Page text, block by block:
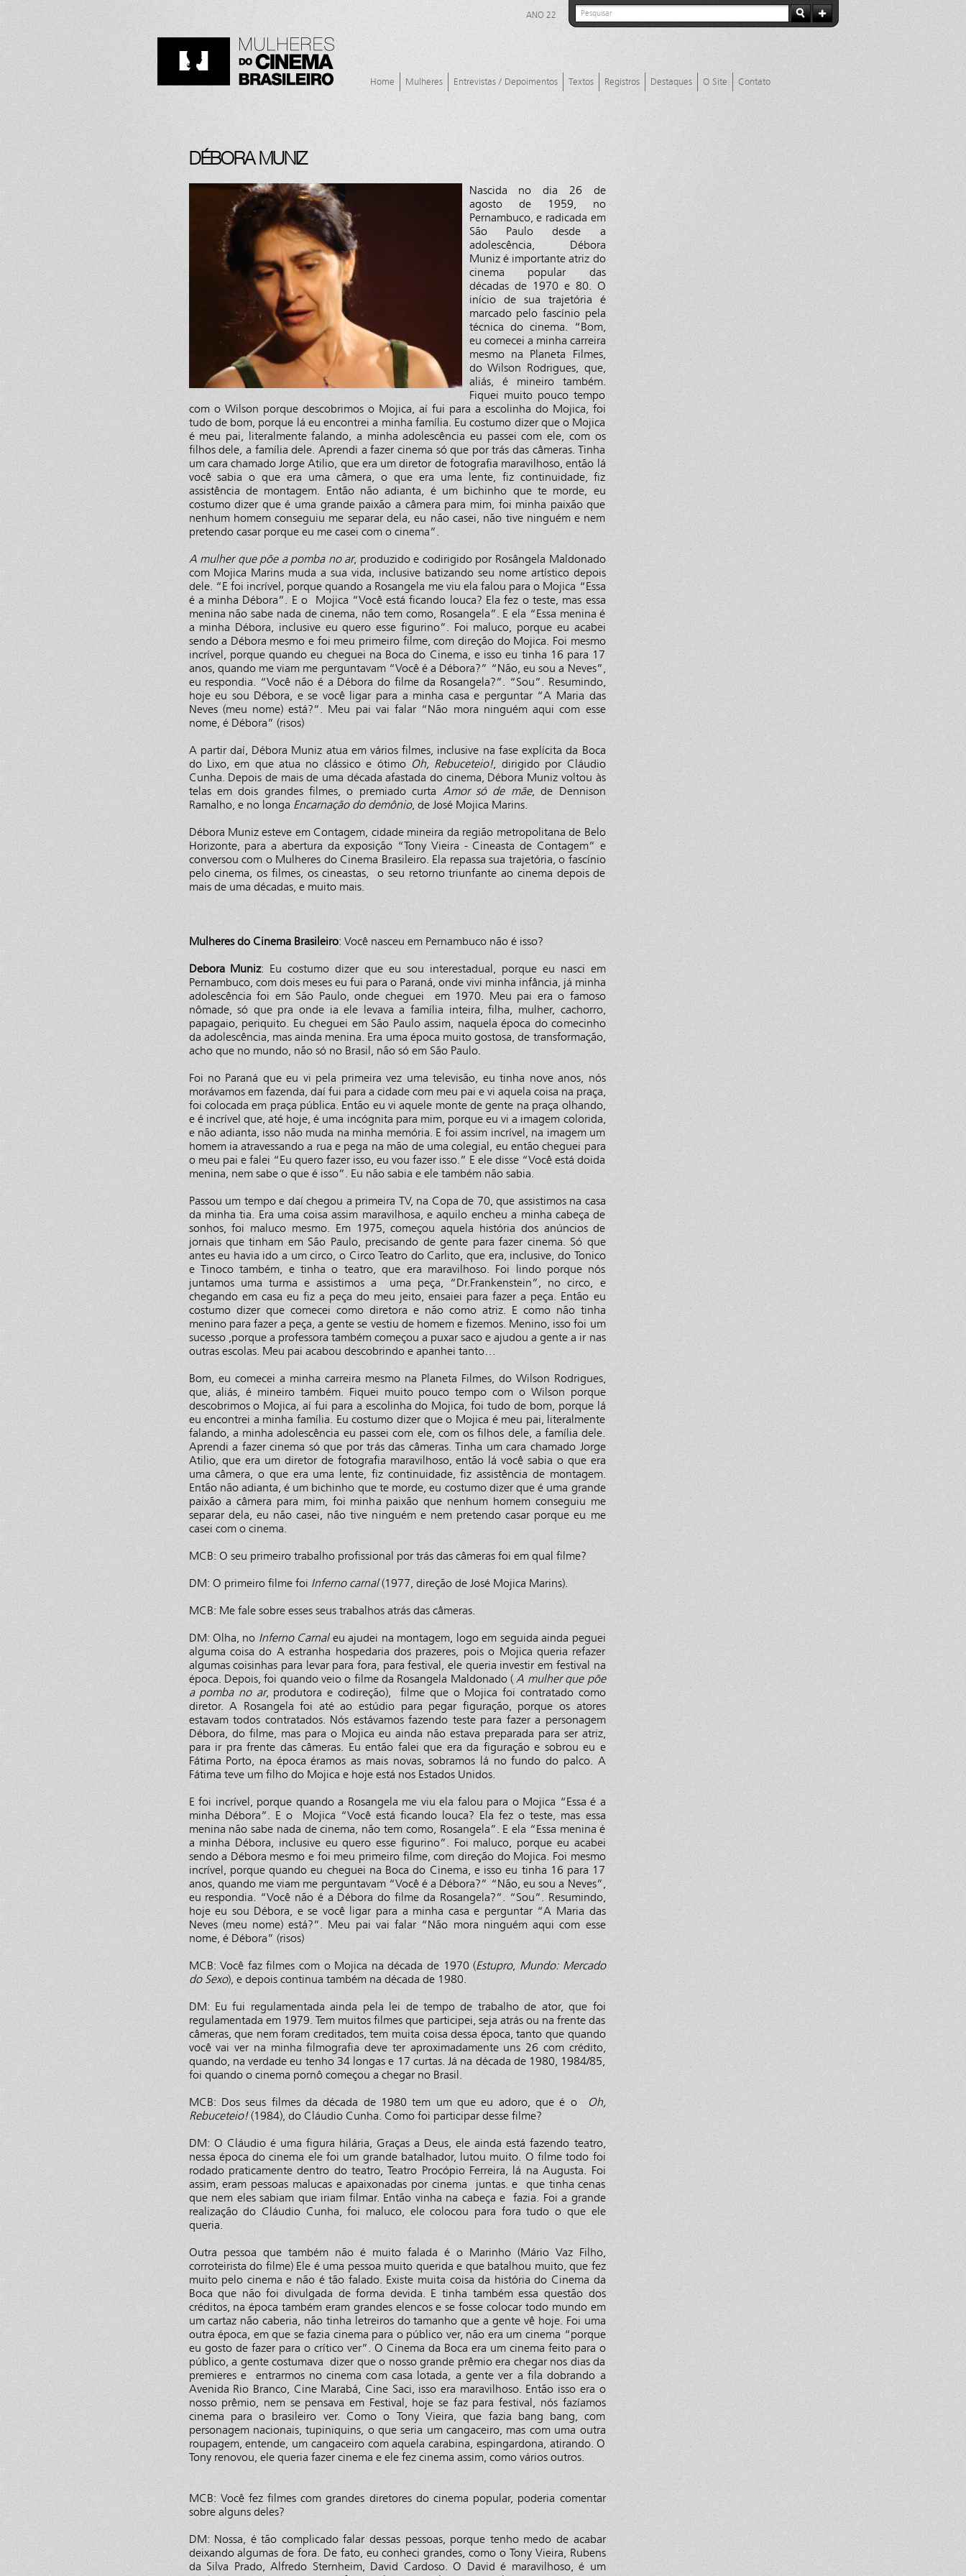
ANO 22
Home Mulheres Entrevistas / Depoimentos Textos Registros Destaques O Site Contato
DÉBORA MUNIZ
Nascida no dia 26 de
agosto de 1959, no
Pernambuco, e radicada em
São Paulo desde a
adolescência, Débora
Muniz é importante atriz do
cinema popular das
décadas de 1970 e 80. O
início de sua trajetória é
marcado pelo fascínio pela
técnica do cinema. “Bom,
eu comecei a minha carreira
mesmo na Planeta Filmes,
do Wilson Rodrigues, que,
aliás, é mineiro também.
Fiquei muito pouco tempo
com o Wilson porque descobrimos o Mojica, aí fui para a escolinha do Mojica, foi
tudo de bom, porque lá eu encontrei a minha família. Eu costumo dizer que o Mojica
é meu pai, literalmente falando, a minha adolescência eu passei com ele, com os
filhos dele, a família dele. Aprendi a fazer cinema só que por trás das câmeras. Tinha
um cara chamado Jorge Atilio, que era um diretor de fotografia maravilhoso, então lá
você sabia o que era uma câmera, o que era uma lente, fiz continuidade, fiz
assistência de montagem. Então não adianta, é um bichinho que te morde, eu
costumo dizer que é uma grande paixão a câmera para mim, foi minha paixão que
nenhum homem conseguiu me separar dela, eu não casei, não tive ninguém e nem
pretendo casar porque eu me casei com o cinema”.
A mulher que põe a pomba no ar, produzido e codirigido por Rosângela Maldonado
com Mojica Marins muda a sua vida, inclusive batizando seu nome artístico depois
dele. “E foi incrível, porque quando a Rosangela me viu ela falou para o Mojica “Essa
é a minha Débora”. E o Mojica “Você está ficando louca? Ela fez o teste, mas essa
menina não sabe nada de cinema, não tem como, Rosangela”. E ela “Essa menina é
a minha Débora, inclusive eu quero esse figurino”. Foi maluco, porque eu acabei
sendo a Débora mesmo e foi meu primeiro filme, com direção do Mojica. Foi mesmo
incrível, porque quando eu cheguei na Boca do Cinema, e isso eu tinha 16 para 17
anos, quando me viam me perguntavam “Você é a Débora?” “Não, eu sou a Neves”,
eu respondia. “Você não é a Débora do filme da Rosangela?”. “Sou”. Resumindo,
hoje eu sou Débora, e se você ligar para a minha casa e perguntar “A Maria das
Neves (meu nome) está?”. Meu pai vai falar “Não mora ninguém aqui com esse
nome, é Débora” (risos)
A partir daí, Débora Muniz atua em vários filmes, inclusive na fase explícita da Boca
do Lixo, em que atua no clássico e ótimo Oh, Rebuceteio!, dirigido por Cláudio
Cunha. Depois de mais de uma década afastada do cinema, Débora Muniz voltou às
telas em dois grandes filmes, o premiado curta Amor só de mãe, de Dennison
Ramalho, e no longa Encarnação do demônio, de José Mojica Marins.
Débora Muniz esteve em Contagem, cidade mineira da região metropolitana de Belo
Horizonte, para a abertura da exposição “Tony Vieira - Cineasta de Contagem” e
conversou com o Mulheres do Cinema Brasileiro. Ela repassa sua trajetória, o fascínio
pelo cinema, os filmes, os cineastas, o seu retorno triunfante ao cinema depois de
mais de uma décadas, e muito mais.
Mulheres do Cinema Brasileiro: Você nasceu em Pernambuco não é isso?
Debora Muniz: Eu costumo dizer que eu sou interestadual, porque eu nasci em
Pernambuco, com dois meses eu fui para o Paraná, onde vivi minha infância, já minha
adolescência foi em São Paulo, onde cheguei em 1970. Meu pai era o famoso
nômade, só que pra onde ia ele levava a família inteira, filha, mulher, cachorro,
papagaio, periquito. Eu cheguei em São Paulo assim, naquela época do comecinho
da adolescência, mas ainda menina. Era uma época muito gostosa, de transformação,
acho que no mundo, não só no Brasil, não só em São Paulo.
Foi no Paraná que eu vi pela primeira vez uma televisão, eu tinha nove anos, nós
morávamos em fazenda, daí fui para a cidade com meu pai e vi aquela coisa na praça,
foi colocada em praça pública. Então eu vi aquele monte de gente na praça olhando,
e é incrível que, até hoje, é uma incógnita para mim, porque eu vi a imagem colorida,
e não adianta, isso não muda na minha memória. E foi assim incrível, na imagem um
homem ia atravessando a rua e pega na mão de uma colegial, eu então cheguei para
o meu pai e falei “Eu quero fazer isso, eu vou fazer isso.” E ele disse “Você está doida
menina, nem sabe o que é isso”. Eu não sabia e ele também não sabia.
Passou um tempo e daí chegou a primeira TV, na Copa de 70, que assistimos na casa
da minha tia. Era uma coisa assim maravilhosa, e aquilo encheu a minha cabeça de
sonhos, foi maluco mesmo. Em 1975, começou aquela história dos anúncios de
jornais que tinham em São Paulo, precisando de gente para fazer cinema. Só que
antes eu havia ido a um circo, o Circo Teatro do Carlito, que era, inclusive, do Tonico
e Tinoco também, e tinha o teatro, que era maravilhoso. Foi lindo porque nós
juntamos uma turma e assistimos a uma peça, “Dr.Frankenstein”, no circo, e
chegando em casa eu fiz a peça do meu jeito, ensaiei para fazer a peça. Então eu
costumo dizer que comecei como diretora e não como atriz. E como não tinha
menino para fazer a peça, a gente se vestiu de homem e fizemos. Menino, isso foi um
sucesso ,porque a professora também começou a puxar saco e ajudou a gente a ir nas
outras escolas. Meu pai acabou descobrindo e apanhei tanto…
Bom, eu comecei a minha carreira mesmo na Planeta Filmes, do Wilson Rodrigues,
que, aliás, é mineiro também. Fiquei muito pouco tempo com o Wilson porque
descobrimos o Mojica, aí fui para a escolinha do Mojica, foi tudo de bom, porque lá
eu encontrei a minha família. Eu costumo dizer que o Mojica é meu pai, literalmente
falando, a minha adolescência eu passei com ele, com os filhos dele, a família dele.
Aprendi a fazer cinema só que por trás das câmeras. Tinha um cara chamado Jorge
Atilio, que era um diretor de fotografia maravilhoso, então lá você sabia o que era
uma câmera, o que era uma lente, fiz continuidade, fiz assistência de montagem.
Então não adianta, é um bichinho que te morde, eu costumo dizer que é uma grande
paixão a câmera para mim, foi minha paixão que nenhum homem conseguiu me
separar dela, eu não casei, não tive ninguém e nem pretendo casar porque eu me
casei com o cinema.
MCB: O seu primeiro trabalho profissional por trás das câmeras foi em qual filme?
DM: O primeiro filme foiInferno carnal(1977, direção de José Mojica Marins).
MCB: Me fale sobre esses seus trabalhos atrás das câmeras.
DM: Olha, no Inferno Carnaleu ajudei na montagem, logo em seguida ainda peguei
alguma coisa do A estranha hospedaria dos prazeres, pois o Mojica queria refazer
algumas coisinhas para levar para fora, para festival, ele queria investir em festival na
época. Depois, foi quando veio o filme da Rosangela Maldonado (A mulher que põe
a pomba no ar, produtora e codireção), filme que o Mojica foi contratado como
diretor. A Rosangela foi até ao estúdio para pegar figuração, porque os atores
estavam todos contratados. Nós estávamos fazendo teste para fazer a personagem
Débora, do filme, mas para o Mojica eu ainda não estava preparada para ser atriz,
para ir pra frente das câmeras. Eu então falei que era da figuração e sobrou eu e
Fátima Porto, na época éramos as mais novas, sobramos lá no fundo do palco. A
Fátima teve um filho do Mojica e hoje está nos Estados Unidos.
E foi incrível, porque quando a Rosangela me viu ela falou para o Mojica “Essa é a
minha Débora”. E o Mojica “Você está ficando louca? Ela fez o teste, mas essa
menina não sabe nada de cinema, não tem como, Rosangela”. E ela “Essa menina é
a minha Débora, inclusive eu quero esse figurino”. Foi maluco, porque eu acabei
sendo a Débora mesmo e foi meu primeiro filme, com direção do Mojica. Foi mesmo
incrível, porque quando eu cheguei na Boca do Cinema, e isso eu tinha 16 para 17
anos, quando me viam me perguntavam “Você é a Débora?” “Não, eu sou a Neves”,
eu respondia. “Você não é a Débora do filme da Rosangela?”. “Sou”. Resumindo,
hoje eu sou Débora, e se você ligar para a minha casa e perguntar “A Maria das
Neves (meu nome) está?”. Meu pai vai falar “Não mora ninguém aqui com esse
nome, é Débora” (risos)
MCB: Você faz filmes com o Mojica na década de 1970 (Estupro, Mundo: Mercado
do Sexo), e depois continua também na década de 1980.
DM: Eu fui regulamentada ainda pela lei de tempo de trabalho de ator, que foi
regulamentada em 1979. Tem muitos filmes que participei, seja atrás ou na frente das
câmeras, que nem foram creditados, tem muita coisa dessa época, tanto que quando
você vai ver na minha filmografia deve ter aproximadamente uns 26 com crédito,
quando, na verdade eu tenho 34 longas e 17 curtas. Já na década de 1980, 1984/85,
foi quando o cinema pornô começou a chegar no Brasil.
MCB: Dos seus filmes da década de 1980 tem um que eu adoro, que é o
Oh,
Rebuceteio!(1984), do Cláudio Cunha. Como foi participar desse filme?
DM: O Cláudio é uma figura hilária, Graças a Deus, ele ainda está fazendo teatro,
nessa época do cinema ele foi um grande batalhador, lutou muito. O filme todo foi
rodado praticamente dentro do teatro, Teatro Procópio Ferreira, lá na Augusta. Foi
assim, eram pessoas malucas e apaixonadas por cinema juntas. e que tinha cenas
que nem eles sabiam que iriam filmar. Então vinha na cabeça e fazia. Foi a grande
realização do Cláudio Cunha, foi maluco, ele colocou para fora tudo o que ele
queria.
Outra pessoa que também não é muito falada é o Marinho (Mário Vaz Filho,
corroteirista do filme) Ele é uma pessoa muito querida e que batalhou muito, que fez
muito pelo cinema e não é tão falado. Existe muita coisa da história do Cinema da
Boca que não foi divulgada de forma devida. E tinha também essa questão dos
créditos, na época também eram grandes elencos e se fosse colocar todo mundo em
um cartaz não caberia, não tinha letreiros do tamanho que a gente vê hoje. Foi uma
outra época, em que se fazia cinema para o público ver, não era um cinema “porque
eu gosto de fazer para o crítico ver”. O Cinema da Boca era um cinema feito para o
público, a gente costumava dizer que o nosso grande prêmio era chegar nos dias da
premieres e entrarmos no cinema com casa lotada, a gente ver a fila dobrando a
Avenida Rio Branco, Cine Marabá, Cine Saci, isso era maravilhoso. Então isso era o
nosso prêmio, nem se pensava em Festival, hoje se faz para festival, nós fazíamos
cinema para o brasileiro ver. Como o Tony Vieira, que fazia bang bang, com
personagem nacionais, tupiniquins, o que seria um cangaceiro, mas com uma outra
roupagem, entende, um cangaceiro com aquela carabina, espingardona, atirando. O
Tony renovou, ele queria fazer cinema e ele fez cinema assim, como vários outros.
MCB: Você fez filmes com grandes diretores do cinema popular, poderia comentar
sobre alguns deles?
DM: Nossa, é tão complicado falar dessas pessoas, porque tenho medo de acabar
deixando algumas de fora. De fato, eu conheci grandes, como o Tony Vieira, Rubens
da Silva Prado, Alfredo Sternheim, David Cardoso. O David é maravilhoso, é um